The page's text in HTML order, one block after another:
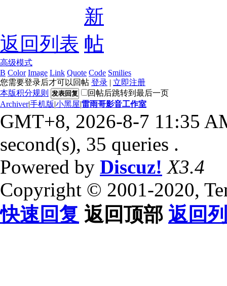
返回列表
高级模式
B Color Image Link Quote Code Smilies
您需要登录后才可以回帖 登录 | 立即注册
本版积分规则
发表回复
回帖后跳转到最后一页
Archiver|手机版|小黑屋|雷雨哥影音工作室
GMT+8, 2026-8-7 11:35
second(s), 35 queries .
Powered by Discuz! X3.4
Copyright © 2001-2020,
快速回复 返回顶部 返回